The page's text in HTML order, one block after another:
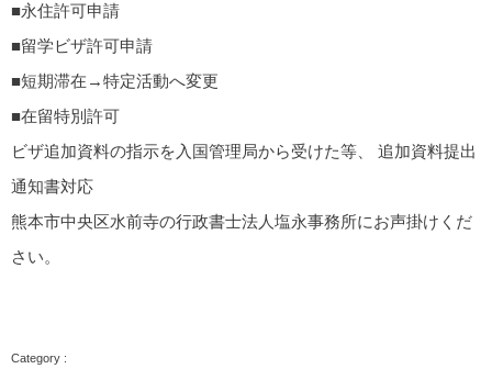
■永住許可申請
■留学ビザ許可申請
■短期滞在→特定活動へ変更
■在留特別許可
ビザ追加資料の指示を入国管理局から受けた等、 追加資料提出
通知書対応
熊本市中央区水前寺の行政書士法人塩永事務所にお声掛けくだ
さい。